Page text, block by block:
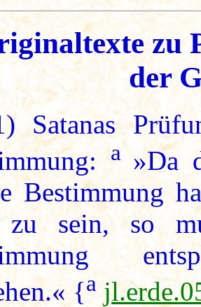
zu
der
) Satanas
a»Da
Bestimmung
sein, so
{a